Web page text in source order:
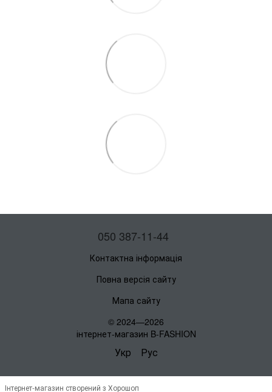
050 387-11-44
Контактна інформація
Повна версія сайту
Мапа сайту
© 2024—2026
інтернет-магазин B-FASHION
Укр Рус
Інтернет-магазин створений з Хорошоп